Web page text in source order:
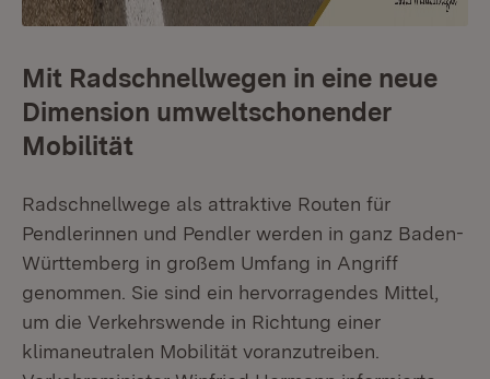
Mit Radschnellwegen in eine neue
Dimension umweltschonender
Mobilität
Radschnellwege als attraktive Routen für
Pendlerinnen und Pendler werden in ganz Baden-
Württemberg in großem Umfang in Angriff
genommen. Sie sind ein hervorragendes Mittel,
um die Verkehrswende in Richtung einer
klimaneutralen Mobilität voranzutreiben.